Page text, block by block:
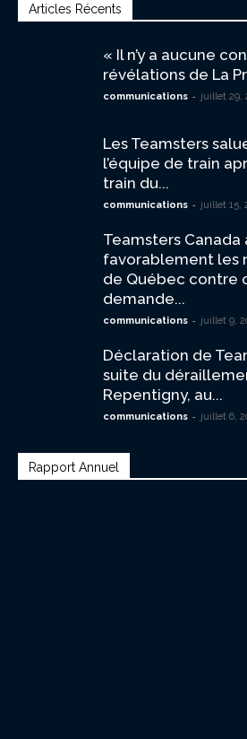
Articles Récents
« Il n’y a aucune
révélations de La
communications - juillet 29,
Les Teamsters
l’équipe de train
train du...
communications - juillet 15,
Teamsters
favorablement les
de Québec contre
demande...
communications - juillet 9,
Déclaration de
suite du
Repentigny, au...
communications - juillet 6,
Rapport Annuel